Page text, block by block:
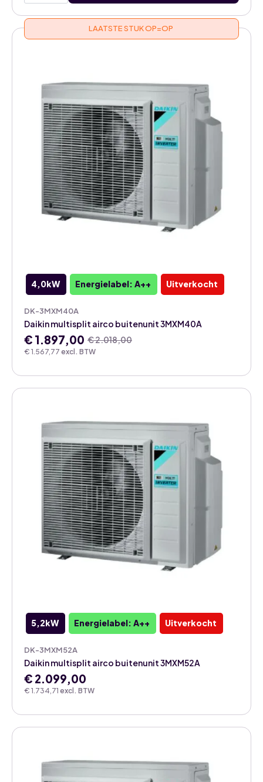
buitenunit
2MXM68A8
aantal
4,0kW Energielabel: A++ Uitverkocht
DK-3MXM40A
€ 1.567,77 excl. BTW
Daikin multisplit airco buitenunit 3MXM40A
€2.018,00
Oorspronkelijke
prijs
€ 1.897,00
Huidige
prijs
LAATSTE STUK OP=OP
5,2kW Energielabel: A++ Uitverkocht
DK-3MXM52A
€ 1.734,71 excl. BTW
Daikin multisplit airco buitenunit 3MXM52A
€ 2.099,00